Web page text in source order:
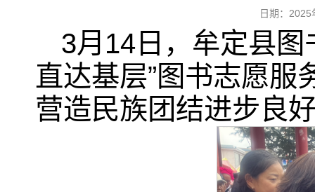
日期：
3月14日，牟定县图
直达基层”图书志愿
营造民族团结进步良